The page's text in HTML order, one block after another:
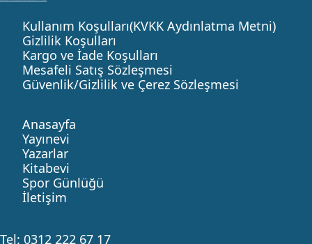
Kullanım Koşulları(KVKK Aydınlatma Metni)
Gizlilik Koşulları
Kargo ve İade Koşulları
Mesafeli Satış Sözleşmesi
Güvenlik/Gizlilik ve Çerez Sözleşmesi
Anasayfa
Yayınevi
Yazarlar
Kitabevi
Spor Günlüğü
İletişim
Tel: 0312 222 67 17